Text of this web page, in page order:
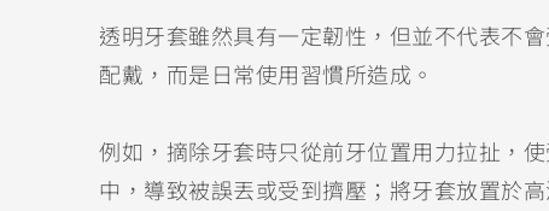
透明牙套雖然具有一定韌性，但並不代表不
配戴，而是日常使用習慣所造成。
例如，摘除牙套時只從前牙位置用力拉扯，
中，導致被誤丟或受到擠壓；將牙套放置於